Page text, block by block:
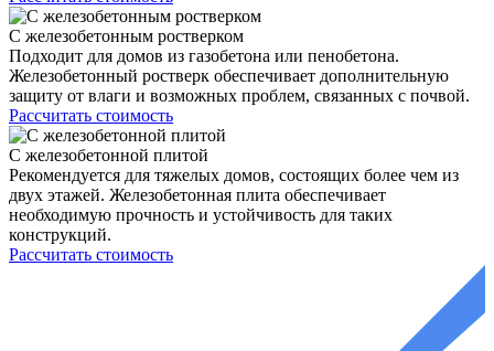
С железобетонным ростверком
Подходит для домов из газобетона или пенобетона.
Железобетонный ростверк обеспечивает дополнительную
защиту от влаги и возможных проблем, связанных с почвой.
Рассчитать стоимость
С железобетонной плитой
Рекомендуется для тяжелых домов, состоящих более чем из
двух этажей. Железобетонная плита обеспечивает
необходимую прочность и устойчивость для таких
конструкций.
Рассчитать стоимость